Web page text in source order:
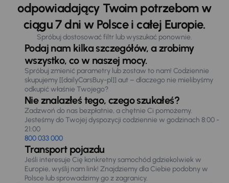
odpowiadający Twoim potrzebom w
ciągu 7 dni w Polsce i całej Europie.
Spróbuj dostosować filtr lub wyszukać ponownie.
Podaj nam kilka szczegółów, a zrobimy
wszystko, co w naszej mocy.
Spróbuj zmienić parametry lub zostaw to nam! Codziennie
skupujemy [[dailyCarsBuy-pl]] aut – dlaczego nie mielibyśmy
odkupić właśnie Twojego?
Nie znalazłeś tego, czego szukałeś?
Zadzwoń do nas bezpłatnie, a chętnie Ci pomożemy.
Jesteśmy do Twojej dyspozycji codziennie w godzinach 8:00 -
21:00
800 033 000
Transport pojazdu
Jeśli interesuje Cię konkretny samochód gdziekolwiek w
Europie, wyślij nam link! Znajdziemy dla Ciebie podobny w
Polsce lub sprowadzimy go z zagranicy.